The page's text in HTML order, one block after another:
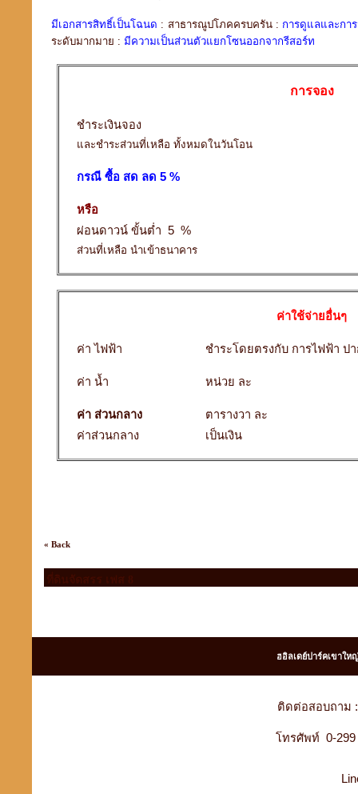
มีเอกสารสิทธิ์เป็นโฉนด : สาธารณูปโภคครบครัน : การดูแลและกา
ระดับมากมาย : มีความเป็นส่วนตัวแยกโซนออกจากรีสอร์ท
การจอง
ชำระเงินจอง
และชำระส่วนที่เหลือ ทั้งหมดในวันโอน
กรณี ซื้อ สด ลด 5 %
หรือ
ผ่อนดาวน์ ขั้นต่ำ 5 %
ส่วนที่เหลือ นำเข้าธนาคาร
ค่าใช้จ่ายอื่นๆ
ค่า ไฟฟ้า ชำระโดยตรงกับ การไฟฟ้า ป
ค่า น้ำ หน่วย ละ
ค่า ส่วนกลาง
ตารางวา ละ
ค่าส่วนกลาง
เป็นเงิน
« Back
ฮอิลเดย์ปาร์คเขาให
ติดต่อสอบถาม
โทรศัพท์ 0-